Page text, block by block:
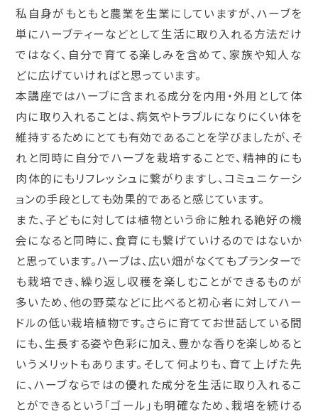
私自身がもともと農業を生業にしていますが、ハーブを
単にハーブティーなどとして生活に取り入れる方法だけ
ではなく、自分で育てる楽しみを含めて、家族や知人な
どに広げていければと思っています。
本講座ではハーブに含まれる成分を内用・外用として体
内に取り入れることは、病気やトラブルになりにくい体を
維持するためにとても有効であることを学びましたが、そ
れと同時に自分でハーブを栽培することで、精神的にも
肉体的にもリフレッシュに繋がりますし、コミュニケーシ
ョンの手段としても効果的であると感じています。
また、子どもに対しては植物という命に触れる絶好の機
会になると同時に、食育にも繋げていけるのではないか
と思っています。ハーブは、広い畑がなくてもプランターで
も栽培でき、繰り返し収穫を楽しむことができるものが
多いため、他の野菜などに比べると初心者に対してハー
ドルの低い栽培植物です。さらに育ててお世話している間
にも、生長する姿や色彩に加え、豊かな香りを楽しめると
いうメリットもあります。そして何よりも、育て上げた先
に、ハーブならではの優れた成分を生活に取り入れるこ
とができるという「ゴール」も明確なため、栽培を続ける